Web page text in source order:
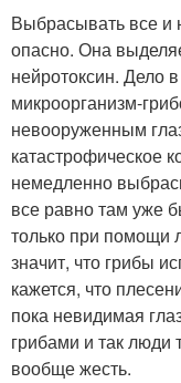
Выбрасывать все и
опасно. Она
нейротоксин. Дело
микроорганизм-
невооруженным
катастрофическое
немедленно
все равно там уже
только при помощи
значит, что грибы
кажется, что
пока невидимая
грибами и так люди
вообще жесть.